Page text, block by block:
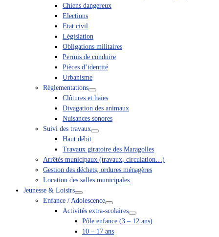
Chiens dangereux
Elections
Etat civil
Législation
Obligations militaires
Permis de conduire
Pièces d’identité
Urbanisme
Règlementations
Clôtures et haies
Divagation des animaux
Nuisances sonores
Suivi des travaux
Haut débit
Travaux giratoire des Maragolles
Arrêtés municipaux (travaux, circulation…)
Gestion des déchets, ordures ménagères
Location des salles municipales
Jeunesse & Loisirs
Enfance / Adolescence
Activités extra-scolaires
Pôle enfance (3 – 12 ans)
10 – 17 ans